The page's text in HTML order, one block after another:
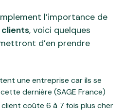
l’importance de
, voici quelques
d’en prendre
une entreprise car ils se
dernière (SAGE France)
coûte 6 à 7 fois plus cher